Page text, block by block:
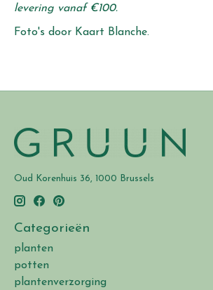
levering vanaf €100.
Foto's door Kaart Blanche.
Oud Korenhuis 36, 1000 Brussels
Categorieën
planten
potten
plantenverzorging